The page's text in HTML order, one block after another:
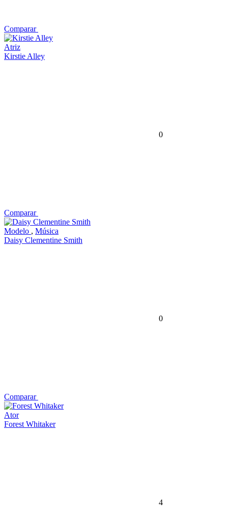
Comparar
Atriz
Kirstie Alley
0
Comparar
Modelo , Música
Daisy Clementine Smith
0
Comparar
Ator
Forest Whitaker
4